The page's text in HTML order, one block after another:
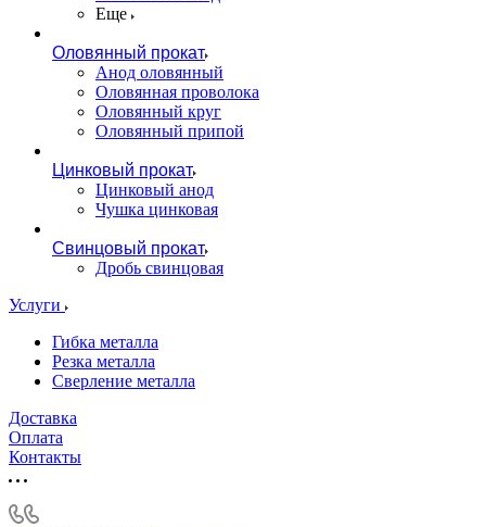
Еще
Оловянный прокат
Анод оловянный
Оловянная проволока
Оловянный круг
Оловянный припой
Цинковый прокат
Цинковый анод
Чушка цинковая
Свинцовый прокат
Дробь свинцовая
Услуги
Гибка металла
Резка металла
Сверление металла
Доставка
Оплата
Контакты